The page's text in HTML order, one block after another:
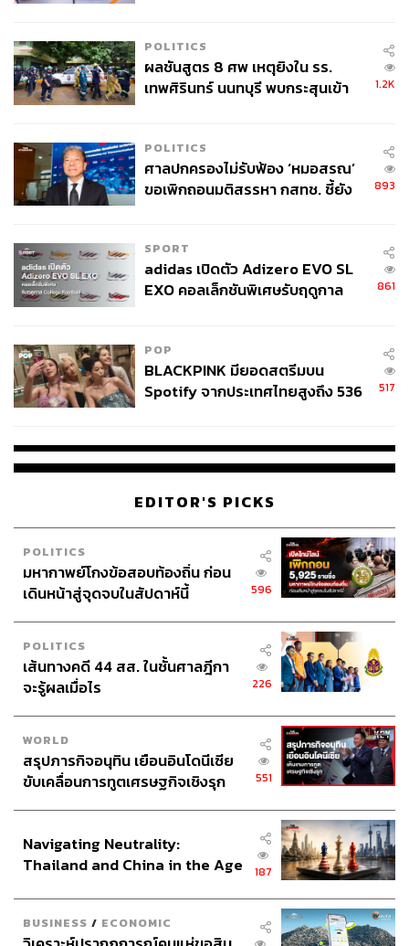
POLITICS
ผลชันสูตร 8 ศพ เหตุยิงใน รร.
เทพศิรินทร์ นนทบุรี พบกระสุนเข้า
1.2K
POLITICS
ศาลปกครองไม่รับฟ้อง ‘หมอสรณ’
ขอเพิกถอนมติสรรหา กสทช. ชี้ยัง
893
SPORT
adidas เปิดตัว Adizero EVO SL
EXO คอลเล็กชันพิเศษรับฤดูกาล
861
POP
BLACKPINK มียอดสตรีมบน
Spotify จากประเทศไทยสูงถึง 536
517
EDITOR'S PICKS
POLITICS
มหากาพย์โกงข้อสอบท้องถิ่น ก่อน
เดินหน้าสู่จุดจบในสัปดาห์นี้
596
POLITICS
เส้นทางคดี 44 สส. ในชั้นศาลฎีกา
จะรู้ผลเมื่อไร
226
WORLD
สรุปภารกิจอนุทิน เยือนอินโดนีเซีย
ขับเคลื่อนการทูตเศรษฐกิจเชิงรุก
551
Navigating Neutrality:
Thailand and China in the Age
187
BUSINESS / ECONOMIC